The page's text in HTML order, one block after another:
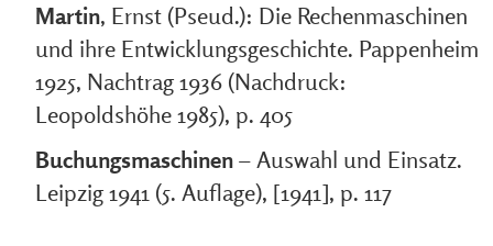
Martin, Ernst (Pseud.): Die Rechenmaschinen
und ihre Entwicklungsgeschichte. Pappenheim
1925, Nachtrag 1936 (Nachdruck:
Leopoldshöhe 1985), p. 405
Buchungsmaschinen– Auswahl und Einsatz.
Leipzig 1941 (5. Auflage), [1941], p. 117